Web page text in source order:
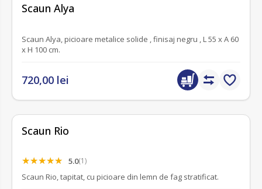
Scaun Alya
Scaun Alya, picioare metalice solide , finisaj negru , L 55 x A 60
x H 100 cm.
720,00 lei
Scaun Rio
5.0(1)
Scaun Rio, tapitat, cu picioare din lemn de fag stratificat.